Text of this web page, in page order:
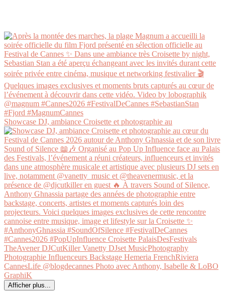
Showcase DJ, ambiance Croisette et photographie au
Afficher plus...